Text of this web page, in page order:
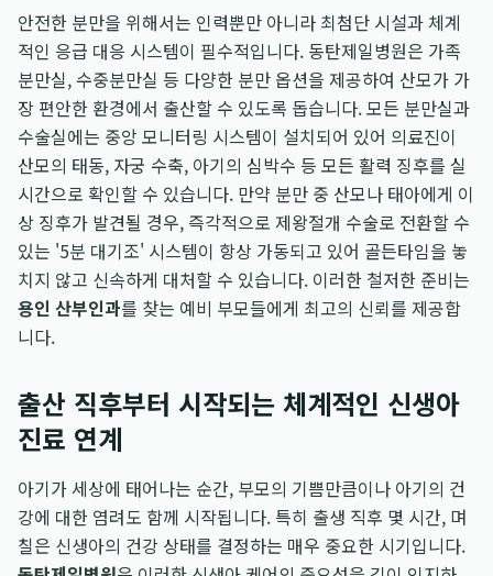
안전한 분만을 위해서는 인력뿐만 아니라 최첨단 시설과 체계
적인 응급 대응 시스템이 필수적입니다. 동탄제일병원은 가족
분만실, 수중분만실 등 다양한 분만 옵션을 제공하여 산모가 가
장 편안한 환경에서 출산할 수 있도록 돕습니다. 모든 분만실과
수술실에는 중앙 모니터링 시스템이 설치되어 있어 의료진이
산모의 태동, 자궁 수축, 아기의 심박수 등 모든 활력 징후를 실
시간으로 확인할 수 있습니다. 만약 분만 중 산모나 태아에게 이
상 징후가 발견될 경우, 즉각적으로 제왕절개 수술로 전환할 수
있는 '5분 대기조' 시스템이 항상 가동되고 있어 골든타임을 놓
치지 않고 신속하게 대처할 수 있습니다. 이러한 철저한 준비는
용인 산부인과를 찾는 예비 부모들에게 최고의 신뢰를 제공합
니다.
출산 직후부터 시작되는 체계적인 신생아
진료 연계
아기가 세상에 태어나는 순간, 부모의 기쁨만큼이나 아기의 건
강에 대한 염려도 함께 시작됩니다. 특히 출생 직후 몇 시간, 며
칠은 신생아의 건강 상태를 결정하는 매우 중요한 시기입니다.